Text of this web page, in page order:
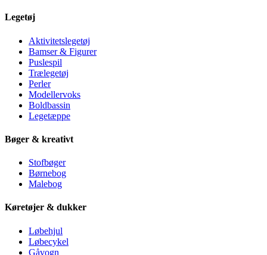
Legetøj
Aktivitetslegetøj
Bamser & Figurer
Puslespil
Trælegetøj
Perler
Modellervoks
Boldbassin
Legetæppe
Bøger & kreativt
Stofbøger
Børnebog
Malebog
Køretøjer & dukker
Løbehjul
Løbecykel
Gåvogn